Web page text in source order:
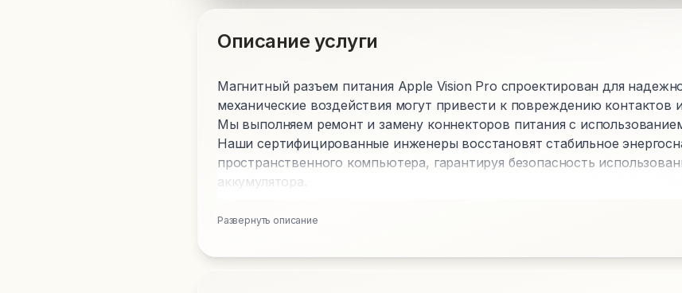
Описание услуги
Магнитный разъем питания Apple Vision Pro спроектирован для
механические воздействия могут привести к повреждению контактов
Мы выполняем ремонт и замену коннекторов питания с
Наши сертифицированные инженеры восстановят стабильное
пространственного компьютера, гарантируя безопасность
аккумулятора.
Развернуть описание